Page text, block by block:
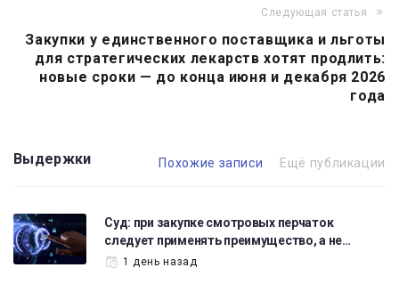
Следующая статья
Закупки у единственного поставщика и льготы
для стратегических лекарств хотят продлить:
новые сроки — до конца июня и декабря 2026
года
Выдержки Похожие записи Ещё публикации
Суд: при закупке смотровых перчаток
следует применять преимущество, а не…
1 день назад